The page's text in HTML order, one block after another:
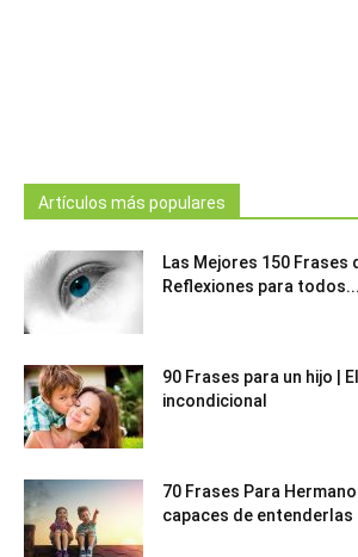
Artículos más populares
Las Mejores 150 Frases
Reflexiones para todos...
90 Frases para un hijo |
incondicional
70 Frases Para
capaces de entenderlas